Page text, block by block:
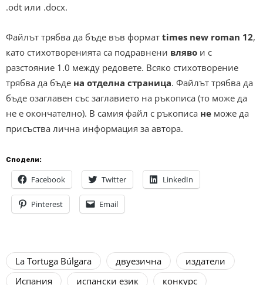
.odt или .docx.
Файлът трябва да бъде във формат times new roman 12,
като стихотворенията са подравнени вляво и с
разстояние 1.0 между редовете. Всяко стихотворение
трябва да бъде на отделна страница. Файлът трябва да
бъде озаглавен със заглавието на ръкописа (то може да
не е окончателно). В самия файл с ръкописа не може да
присъства лична информация за автора.
Сподели:
Facebook Twitter LinkedIn
Pinterest Email
La Tortuga Búlgara двуезична
издатели
Испания
испански език
конкурс